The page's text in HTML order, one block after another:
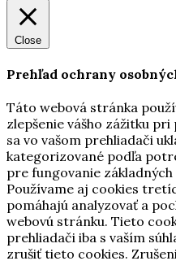
Close
Prehľad ochrany
Táto webová stránka
zlepšenie vášho zážitku
sa vo vašom prehliadači
kategorizované podľa
pre fungovanie
Používame aj cookies
pomáhajú analyzovať a
webovú stránku. Tieto
prehliadači iba s vaším
zrušiť tieto cookies.